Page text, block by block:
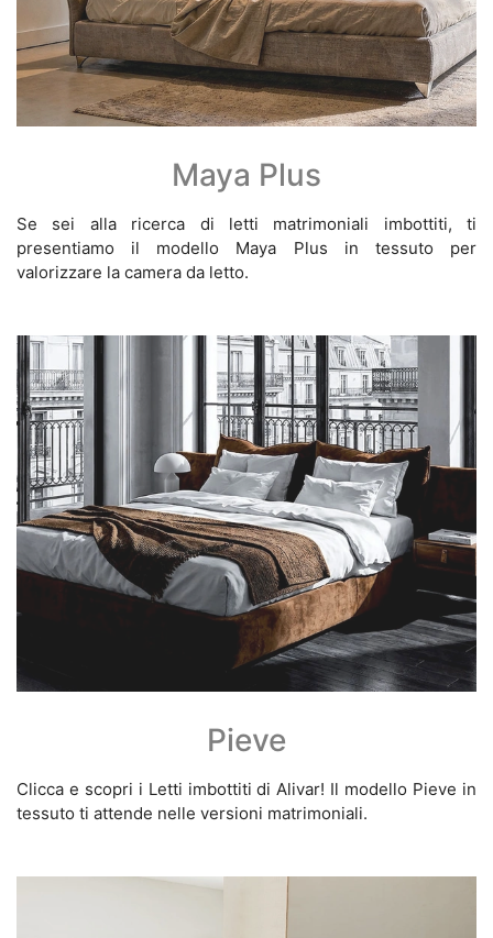
Maya Plus
Se sei alla ricerca di letti matrimoniali imbottiti, ti
presentiamo il modello Maya Plus in tessuto per
valorizzare la camera da letto.
Pieve
Clicca e scopri i Letti imbottiti di Alivar! Il modello Pieve in
tessuto ti attende nelle versioni matrimoniali.